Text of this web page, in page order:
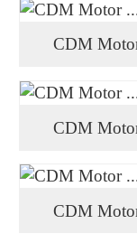
CDM
CDM
CDM